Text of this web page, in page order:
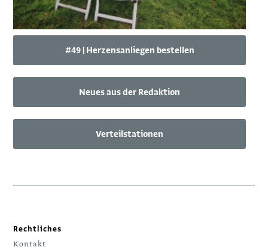
#49 | Herzensanliegen bestellen
Neues aus der Redaktion
Verteilstationen
Rechtliches
Kontakt